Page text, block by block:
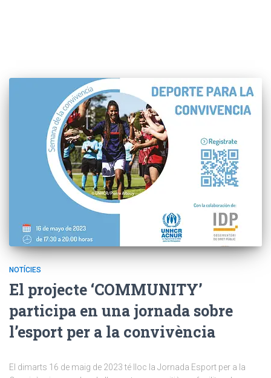
NOTÍCIES
El projecte ‘COMMUNITY’
participa en una jornada sobre
l’esport per a la convivència
El dimarts 16 de maig de 2023 té lloc la Jornada Esport per a la